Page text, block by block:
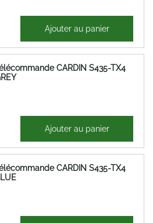
Ajouter au panier
CARDIN S435-TX4
Ajouter au panier
CARDIN S435-TX4